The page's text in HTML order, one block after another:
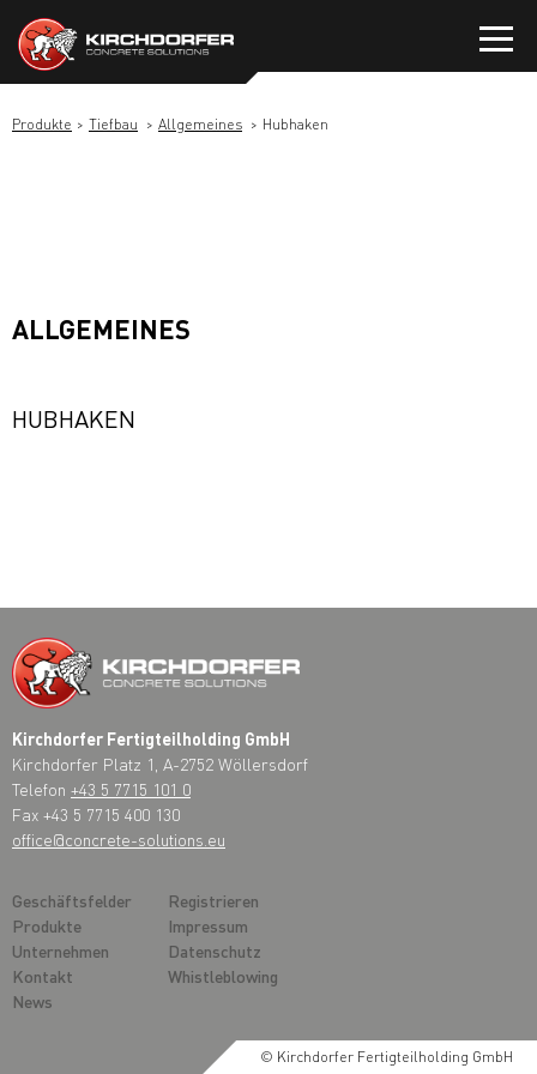
Inhalt
springen
Produkte Tiefbau Allgemeines Hubhaken
ALLGEMEINES
HUBHAKEN
Kirchdorfer Fertigteilholding GmbH
Kirchdorfer Platz 1, A-2752 Wöllersdorf
Telefon +43 5 7715 101 0
Fax +43 5 7715 400 130
office@concrete-solutions.eu
Geschäftsfelder
Produkte
Unternehmen
Kontakt
News
Registrieren
Impressum
Datenschutz
Whistleblowing
© Kirchdorfer Fertigteilholding GmbH